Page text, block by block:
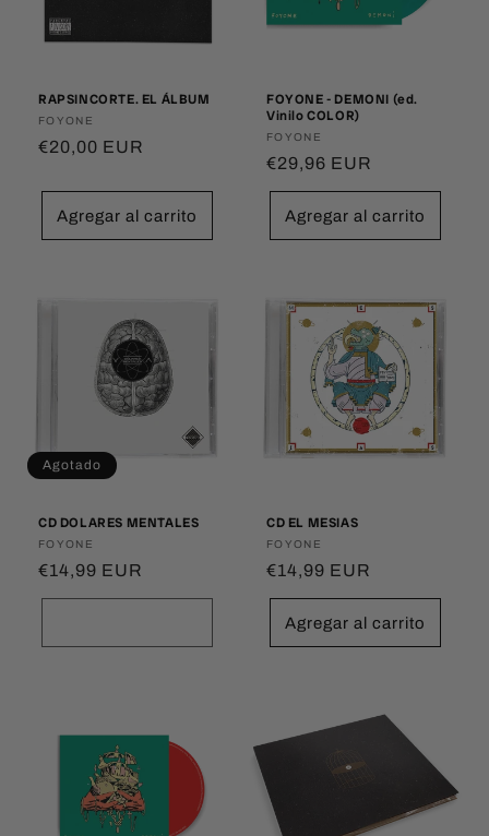
RAPSINCORTE. EL ÁLBUM
Proveedor:
FOYONE
Precio
€20,00 EUR
Agregar al carrito
FOYONE - DEMONI (ed.
Vinilo COLOR)
Proveedor:
FOYONE
Precio
habitual
€29,96 EUR
Agregar al carrito
Agotado
CD DOLARES MENTALES
Proveedor:
FOYONE
Precio
habitual
€14,99 EUR
CD EL MESIAS
Proveedor:
FOYONE
Precio
habitual
€14,99 EUR
Agregar al carrito